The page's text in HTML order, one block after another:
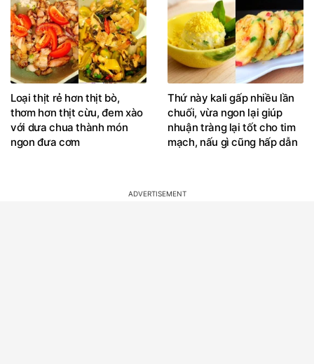
Loại thịt rẻ hơn thịt bò,
thơm hơn thịt cừu, đem xào
với dưa chua thành món
ngon đưa cơm
Thứ này kali gấp nhiều lần
chuối, vừa ngon lại giúp
nhuận tràng lại tốt cho tim
mạch, nấu gì cũng hấp dẫn